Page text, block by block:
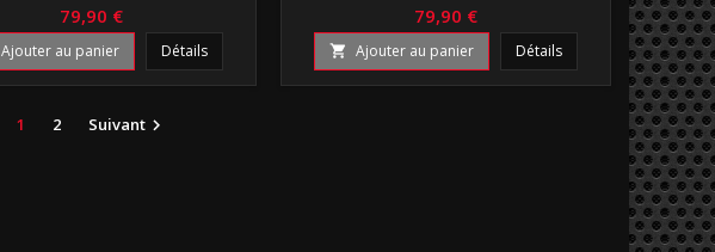
79,90 €
Ajouter au panier Détails
79,90 €
 Ajouter au panier Détails
1 2 Suivant 